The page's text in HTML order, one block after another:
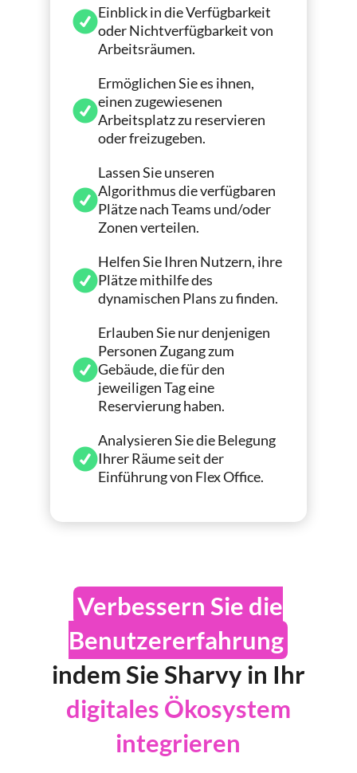
Einblick in die Verfügbarkeit
oder Nichtverfügbarkeit von
Arbeitsräumen.
Ermöglichen Sie es ihnen,
einen zugewiesenen
Arbeitsplatz zu reservieren
oder freizugeben.
Lassen Sie unseren
Algorithmus die verfügbaren
Plätze nach Teams und/oder
Zonen verteilen.
Helfen Sie Ihren Nutzern, ihre
Plätze mithilfe des
dynamischen Plans zu finden.
Erlauben Sie nur denjenigen
Personen Zugang zum
Gebäude, die für den
jeweiligen Tag eine
Reservierung haben.
Analysieren Sie die Belegung
Ihrer Räume seit der
Einführung von Flex Office.
Verbessern Sie die
Benutzererfahrung
indem Sie Sharvy in Ihr
digitales Ökosystem
integrieren